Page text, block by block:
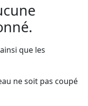
que les
ne soit pas coupé